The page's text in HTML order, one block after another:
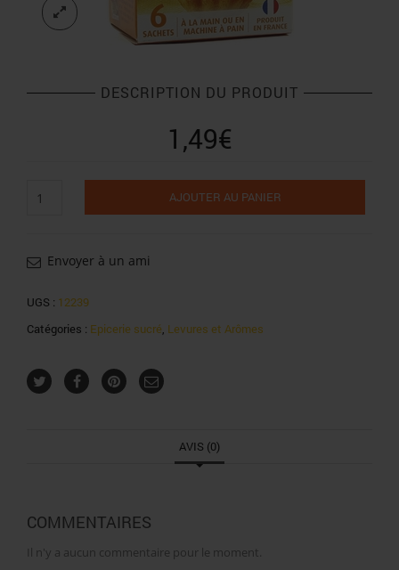
DESCRIPTION DU PRODUIT
1,49€
de
du
levée
rapide
27,6g
AJOUTER AU PANIER
Envoyer à un ami
UGS : 12239
Catégories : Epicerie sucré, Levures et Arômes
AVIS (0)
COMMENTAIRES
Il n'y a aucun commentaire pour le moment.